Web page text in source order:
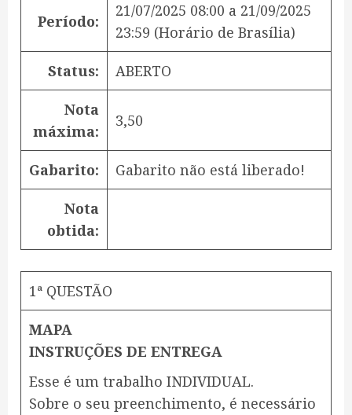
Período:
21/07/2025 08:00 a 21/09/2025
23:59 (Horário de Brasília)
Status: ABERTO
Nota
máxima:
3,50
Gabarito: Gabarito não está liberado!
Nota
obtida:
1ª QUESTÃO
MAPA
INSTRUÇÕES DE ENTREGA
Esse é um trabalho INDIVIDUAL.
Sobre o seu preenchimento, é necessário